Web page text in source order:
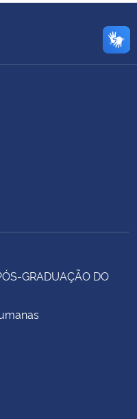
Humanos
GRADUAÇÃO DO